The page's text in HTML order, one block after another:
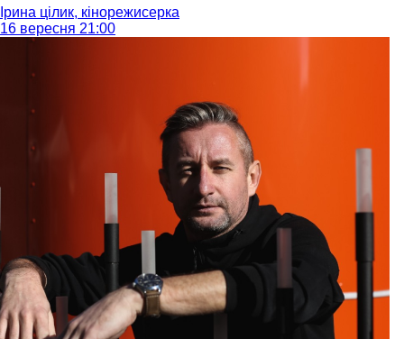
Ірина цілик, кінорежисерка
16 вересня 21:00